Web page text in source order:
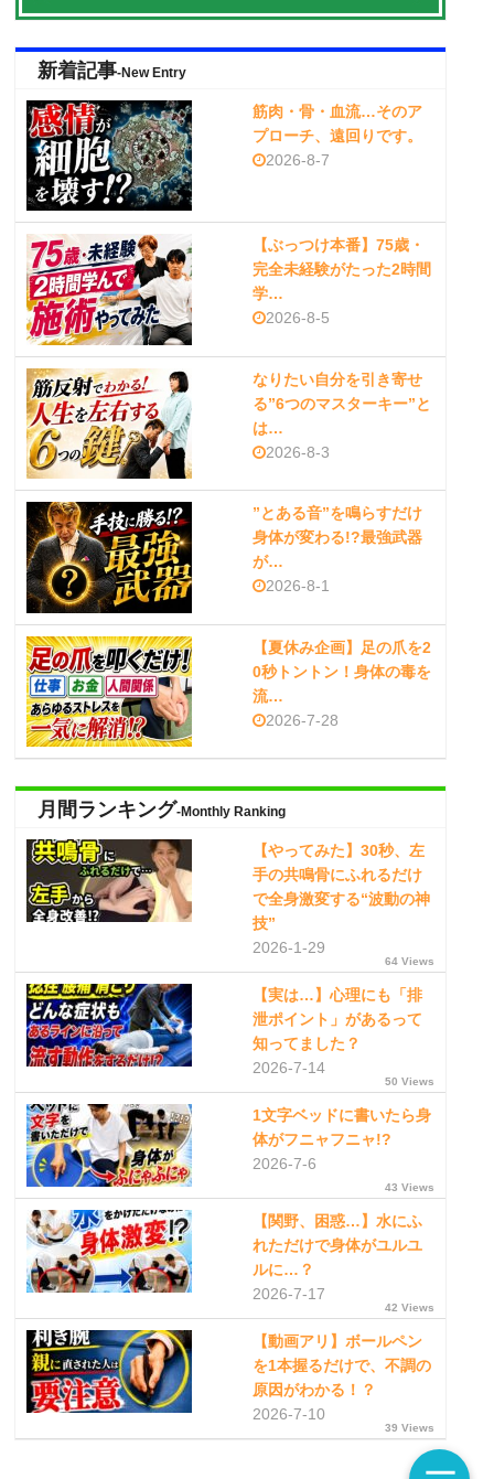
新着記事-New Entry
筋肉・骨・血流…そのア
プローチ、遠回りです。
2026-8-7
【ぶっつけ本番】75歳・
完全未経験がたった2時間
学…
2026-8-5
なりたい自分を引き寄せ
る”6つのマスターキー”と
は…
2026-8-3
”とある音”を鳴らすだけ
身体が変わる!?最強武器
が…
2026-8-1
【夏休み企画】足の爪を2
0秒トントン！身体の毒を
流…
2026-7-28
月間ランキング-Monthly Ranking
【やってみた】30秒、左
手の共鳴骨にふれるだけ
で全身激変する“波動の神
技”
2026-1-29
64 Views
【実は…】心理にも「排
泄ポイント」があるって
知ってました？
2026-7-14
50 Views
1文字ベッドに書いたら身
体がフニャフニャ!?
2026-7-6
43 Views
【関野、困惑…】水にふ
れただけで身体がユルユ
ルに…？
2026-7-17
42 Views
【動画アリ】ボールペン
を1本握るだけで、不調の
原因がわかる！？
2026-7-10
39 Views